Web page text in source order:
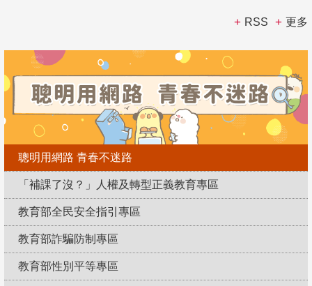
RSS 更多
聰明用網路 青春不迷路
「補課了沒？」人權及轉型正義教育專區
教育部全民安全指引專區
教育部詐騙防制專區
教育部性別平等專區